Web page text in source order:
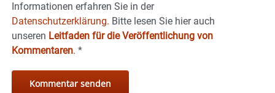
Informationen erfahren Sie in der
Datenschutzerklärung. Bitte lesen Sie hier auch
unseren Leitfaden für die Veröffentlichung von
Kommentaren. *